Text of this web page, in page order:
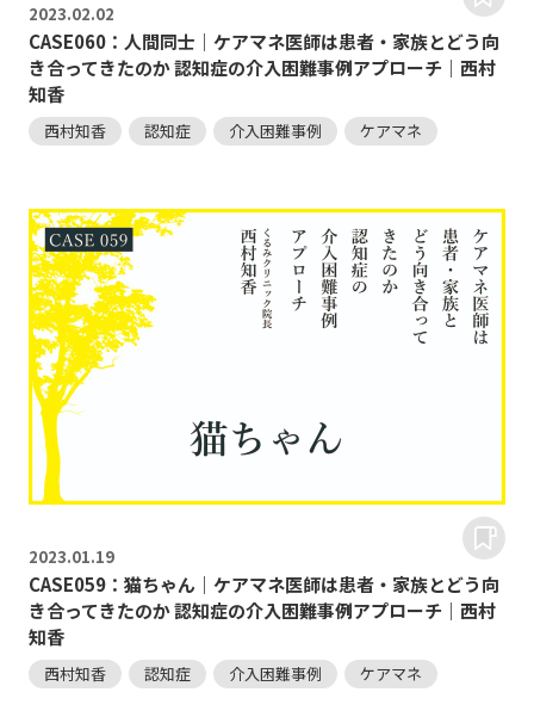
2023.02.02
CASE060：人間同士｜ケアマネ医師は患者・家族とどう向
き合ってきたのか 認知症の介入困難事例アプローチ｜西村
知香
西村知香 認知症 介入困難事例 ケアマネ
2023.01.19
CASE059：猫ちゃん｜ケアマネ医師は患者・家族とどう向
き合ってきたのか 認知症の介入困難事例アプローチ｜西村
知香
西村知香 認知症 介入困難事例 ケアマネ